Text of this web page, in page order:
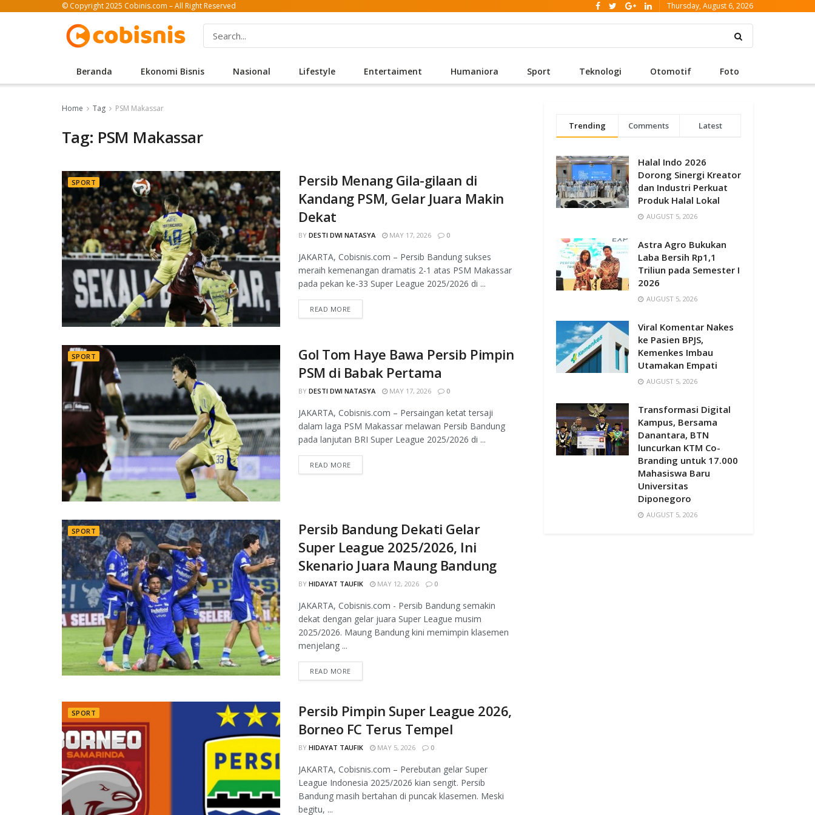
© Copyright 2025 Cobinis.com – All Right Reserved Thursday, August 6, 2026
Beranda Ekonomi Bisnis Nasional Lifestyle Entertaiment Humaniora Sport Teknologi Otomotif Foto
Home Tag PSM Makassar
Tag: PSM Makassar
SPORT
Persib Menang Gila-gilaan di
Kandang PSM, Gelar Juara Makin
Dekat
BY DESTI DWI NATASYA MAY 17, 2026 0
JAKARTA, Cobisnis.com – Persib Bandung sukses
meraih kemenangan dramatis 2-1 atas PSM Makassar
pada pekan ke-33 Super League 2025/2026 di ...
READ MORE
SPORT
Gol Tom Haye Bawa Persib Pimpin
PSM di Babak Pertama
BY DESTI DWI NATASYA MAY 17, 2026 0
JAKARTA, Cobisnis.com – Persaingan ketat tersaji
dalam laga PSM Makassar melawan Persib Bandung
pada lanjutan BRI Super League 2025/2026 di ...
READ MORE
SPORT
Persib Bandung Dekati Gelar
Super League 2025/2026, Ini
Skenario Juara Maung Bandung
BY HIDAYAT TAUFIK MAY 12, 2026 0
JAKARTA, Cobisnis.com - Persib Bandung semakin
dekat dengan gelar juara Super League musim
2025/2026. Maung Bandung kini memimpin klasemen
menjelang ...
READ MORE
SPORT
Persib Pimpin Super League 2026,
Borneo FC Terus Tempel
BY HIDAYAT TAUFIK MAY 5, 2026 0
JAKARTA, Cobisnis.com – Perebutan gelar Super
League Indonesia 2025/2026 kian sengit. Persib
Bandung masih bertahan di puncak klasemen. Meski
begitu, ...
Trending Comments Latest
Halal Indo 2026
Dorong Sinergi Kreator
dan Industri Perkuat
Produk Halal Lokal
AUGUST 5, 2026
Astra Agro Bukukan
Laba Bersih Rp1,1
Triliun pada Semester I
2026
AUGUST 5, 2026
Viral Komentar Nakes
ke Pasien BPJS,
Kemenkes Imbau
Utamakan Empati
AUGUST 5, 2026
Transformasi Digital
Kampus, Bersama
Danantara, BTN
luncurkan KTM Co-
Branding untuk 17.000
Mahasiswa Baru
Universitas
Diponegoro
AUGUST 5, 2026